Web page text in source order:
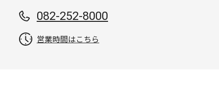
082-252-8000
営業時間はこちら